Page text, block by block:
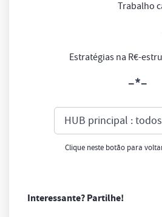
Trabalho
Estratégias na R€-
–*–
HUB principal :
Clique neste botão para
Interessante? Partilhe!